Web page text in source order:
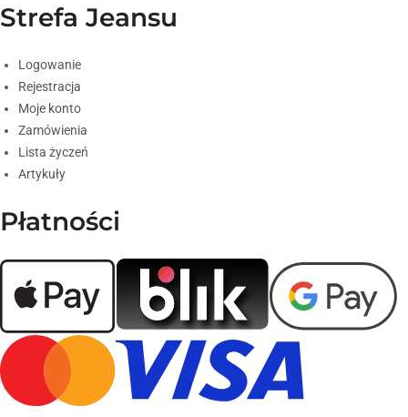
Strefa Jeansu
Logowanie
Rejestracja
Moje konto
Zamówienia
Lista życzeń
Artykuły
Płatności